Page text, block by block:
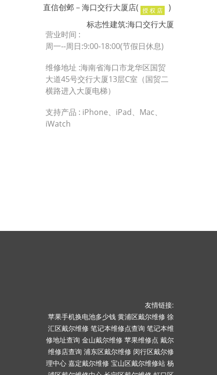
直信创邺－海口交行大厦店( 授 权 店
)
标志性建筑:海口交行大厦
营业时间 :
周一--周日:9:00-18:00(节假日休息)
维修地址 :海南省海口市龙华区国贸
大道45号交行大厦13层C室（国贸二
横路进入大厦电梯）
支持产品 : iPhone、iPad、Mac、
iWatch
友情链接:
苹果手机换电池多少钱 黄浦区戴尔维修 徐
汇区戴尔维修 笔记本维修点查询 笔记本维
修地址查询 金山戴尔维修 苹果维修点 戴尔
维修店查询 浦东区戴尔维修 闵行区戴尔修
理中心 嘉定戴尔维修 宝山区戴尔维修站 杨